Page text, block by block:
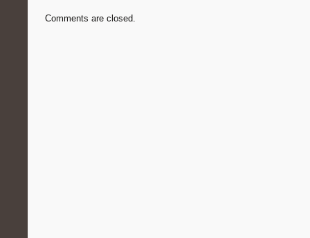
Comments are closed.